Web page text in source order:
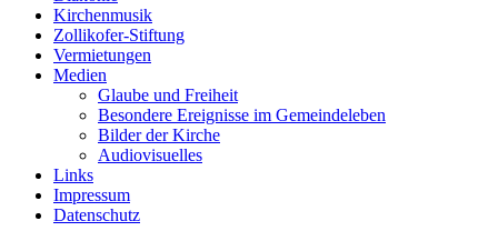
Kirchenmusik
Zollikofer-Stiftung
Vermietungen
Medien
Glaube und Freiheit
Besondere Ereignisse im Gemeindeleben
Bilder der Kirche
Audiovisuelles
Links
Impressum
Datenschutz